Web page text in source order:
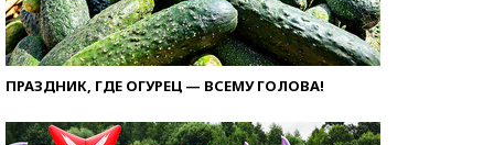
ПРАЗДНИК, ГДЕ ОГУРЕЦ — ВСЕМУ ГОЛОВА!